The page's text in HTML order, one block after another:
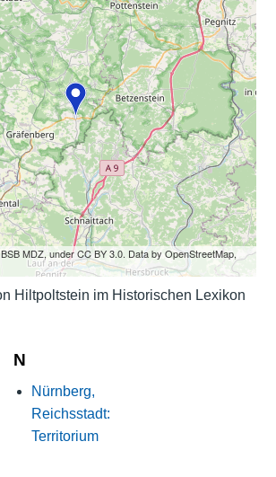
MDZ, under CC BY 3.0. Data by OpenStreetMap,
Hiltpoltstein im Historischen Lexikon
N
Nürnberg,
Reichsstadt:
Territorium